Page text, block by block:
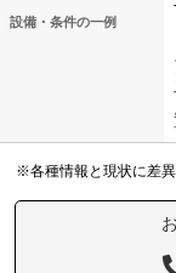
設備・条件の一例
※各種情報と現状に差異